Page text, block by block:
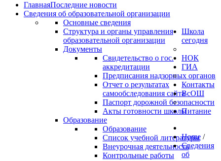
ГлавнаяПоследние новости
Сведения об образовательной организации
Основные сведения
Структура и органы управления
образовательной организации
Документы
Свидетельство о гос.
аккредитации
Предписания надзорных органов
Отчет о результатах
самообследования сайта
Паспорт дорожной безопасности
Акты готовности школы
Образование
Образование
Список учебной литературы
Внеурочная деятельность
Контрольные работы
Школа
сегодня
НОК
ГИА
Контакты
ВсОШ
Питание
Home /
Сведения
об